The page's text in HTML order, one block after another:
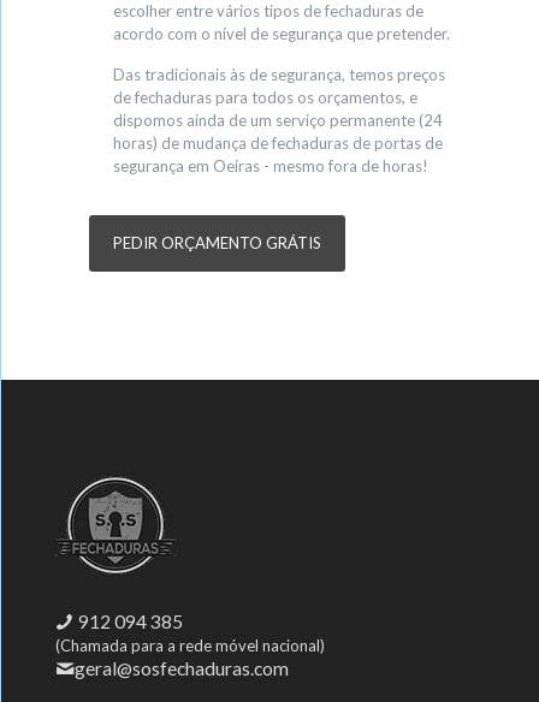
escolher entre vários tipos de fechaduras de
acordo com o nível de segurança que pretender.
Das tradicionais às de segurança, temos preços
de fechaduras para todos os orçamentos, e
dispomos ainda de um serviço permanente (24
horas) de mudança de fechaduras de portas de
segurança em Oeiras - mesmo fora de horas!
PEDIR ORÇAMENTO GRÁTIS
912 094 385
(Chamada para a rede móvel nacional)
geral@sosfechaduras.com